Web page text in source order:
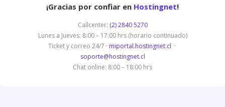
¡Gracias por confiar en Hostingnet!
Callcenter: (2) 2840 5270
Lunes a Jueves: 8:00 – 17:00 hrs (horario continuado)
Ticket y correo 24/7 · miportal.hostingnet.cl ·
soporte@hostingnet.cl
Chat online: 8:00 – 18:00 hrs